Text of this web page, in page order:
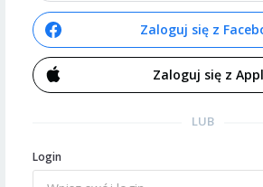
Zaloguj się z
Zaloguj się z
LUB
Login